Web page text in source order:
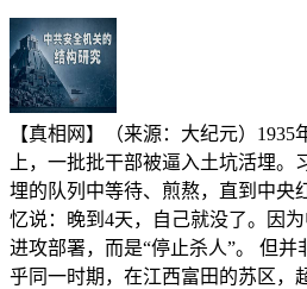
【真相网】（来源：大纪元）
上，一批批干部被逼入土坑活埋
埋的队列中等待、煎熬，直到中央
忆说：晚到4天，自己就没了。因
进攻部署，而是“停止杀人”。 但
乎同一时期，在江西富田的苏区，